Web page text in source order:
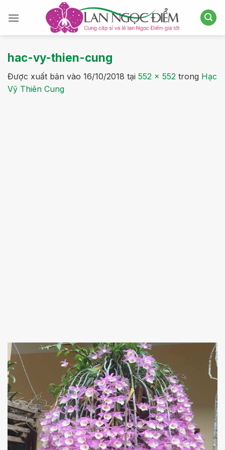
qua
hac-vy-thien-cung
Được xuất bản vào 16/10/2018 tại 552 × 552 trong Hạc
Vỹ Thiên Cung